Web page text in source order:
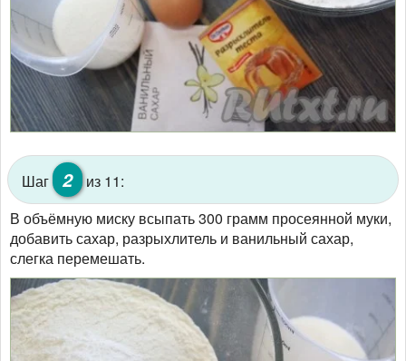
Шаг 2
из 11:
В объёмную миску всыпать 300 грамм просеянной муки,
добавить сахар, разрыхлитель и ванильный сахар,
слегка перемешать.